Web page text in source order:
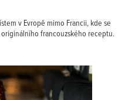
v Evropě mimo Francii, kde se
francouzského receptu.